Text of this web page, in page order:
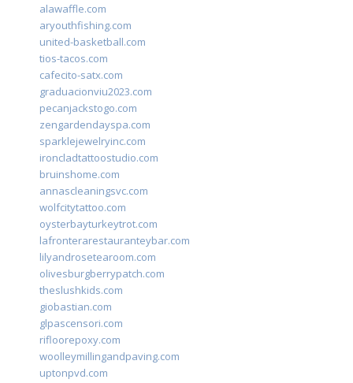
alawaffle.com
aryouthfishing.com
united-basketball.com
tios-tacos.com
cafecito-satx.com
graduacionviu2023.com
pecanjackstogo.com
zengardendayspa.com
sparklejewelryinc.com
ironcladtattoostudio.com
bruinshome.com
annascleaningsvc.com
wolfcitytattoo.com
oysterbayturkeytrot.com
lafronterarestauranteybar.com
lilyandrosetearoom.com
olivesburgberrypatch.com
theslushkids.com
giobastian.com
glpascensori.com
rifloorepoxy.com
woolleymillingandpaving.com
uptonpvd.com